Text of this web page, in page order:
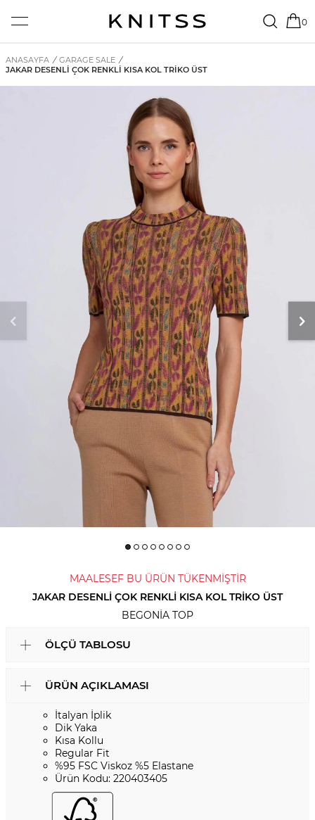
0
ANASAYFA / GARAGE SALE /
JAKAR DESENLI ÇOK RENKLI KISA KOL TRIKO ÜST
MAALESEF BU ÜRÜN TÜKENMİŞTİR
JAKAR DESENLI ÇOK RENKLI KISA KOL TRIKO ÜST
BEGONIA TOP
ÖLÇÜ TABLOSU
ÜRÜN AÇIKLAMASI
İtalyan İplik
Dik Yaka
Kısa Kollu
Regular Fit
%95 FSC Viskoz %5 Elastane
Ürün Kodu: 220403405